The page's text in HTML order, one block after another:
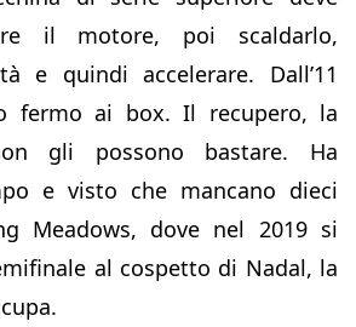
il motore, poi scaldarlo,
e quindi accelerare. Dall’11
fermo ai box. Il recupero, la
gli possono bastare. Ha
e visto che mancano dieci
Meadows, dove nel 2019 si
al cospetto di Nadal, la